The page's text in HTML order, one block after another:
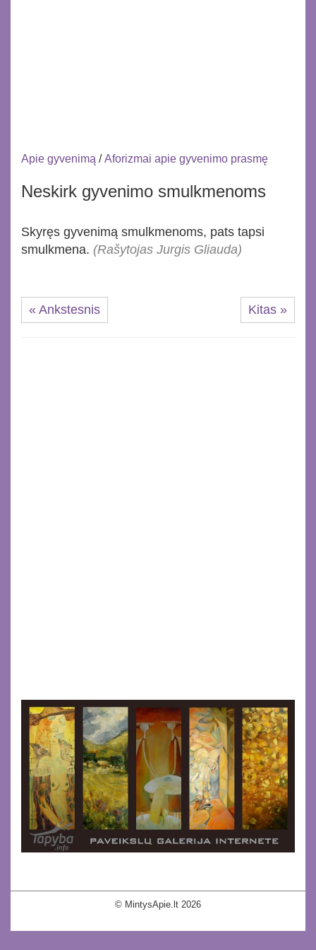
Apie gyvenimą /Aforizmai apie gyvenimo prasmę
Neskirk gyvenimo smulkmenoms
Skyręs gyvenimą smulkmenoms, pats tapsi
smulkmena. (Rašytojas Jurgis Gliauda)
« Ankstesnis Kitas »
© MintysApie.lt 2026